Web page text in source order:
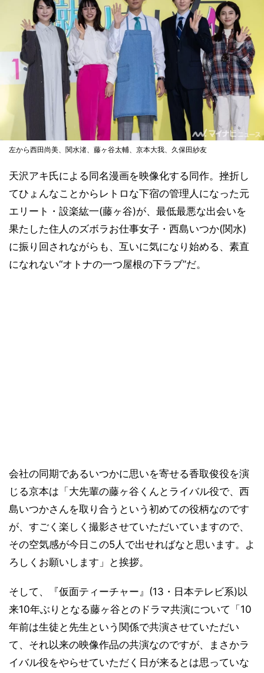
左から西田尚美、関水渚、藤ヶ谷太輔、京本大我、久保田紗友
天沢アキ氏による同名漫画を映像化する同作。挫折し
てひょんなことからレトロな下宿の管理人になった元
エリート・設楽紘一(藤ヶ谷)が、最低最悪な出会いを
果たした住人のズボラお仕事女子・西島いつか(関水)
に振り回されながらも、互いに気になり始める、素直
になれない“オトナの一つ屋根の下ラブ”だ。
会社の同期であるいつかに思いを寄せる香取俊役を演
じる京本は「大先輩の藤ヶ谷くんとライバル役で、西
島いつかさんを取り合うという初めての役柄なのです
が、すごく楽しく撮影させていただいていますので、
その空気感が今日この5人で出せればなと思います。よ
ろしくお願いします」と挨拶。
そして、『仮面ティーチャー』(13・日本テレビ系)以
来10年ぶりとなる藤ヶ谷とのドラマ共演について「10
年前は生徒と先生という関係で共演させていただい
て、それ以来の映像作品の共演なのですが、まさかラ
イバル役をやらせていただく日が来るとは思っていな